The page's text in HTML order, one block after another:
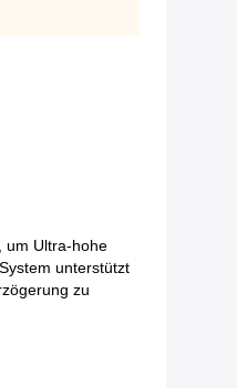
um Ultra-hohe
unterstützt
zu